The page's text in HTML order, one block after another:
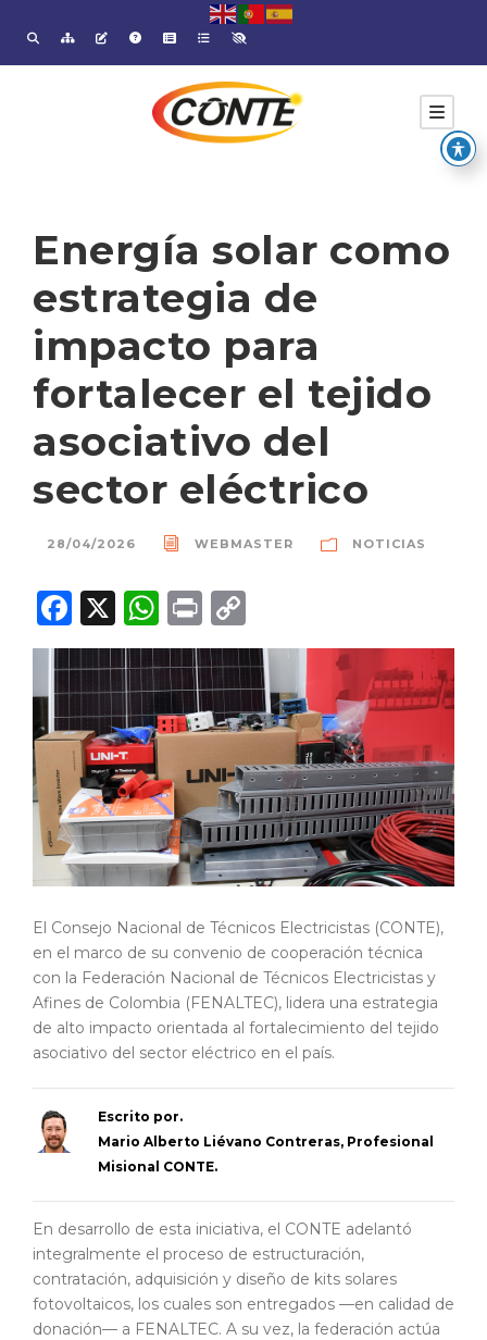
Energía solar como
estrategia de
impacto para
fortalecer el tejido
asociativo del
sector eléctrico
28/04/2026 WEBMASTER NOTICIAS
F
a
c
e
b
o
o
k
X
W
h
a
ts
A
p
p
P
ri
n
t
o
p
y
Li
n
k
El Consejo Nacional de Técnicos Electricistas (CONTE),
en el marco de su convenio de cooperación técnica
con la Federación Nacional de Técnicos Electricistas y
Afines de Colombia (FENALTEC), lidera una estrategia
de alto impacto orientada al fortalecimiento del tejido
asociativo del sector eléctrico en el país.
Escrito por.
Mario Alberto Liévano Contreras, Profesional
Misional CONTE.
En desarrollo de esta iniciativa, el CONTE adelantó
integralmente el proceso de estructuración,
contratación, adquisición y diseño de kits solares
fotovoltaicos, los cuales son entregados —en calidad de
donación— a FENALTEC. A su vez, la federación actúa